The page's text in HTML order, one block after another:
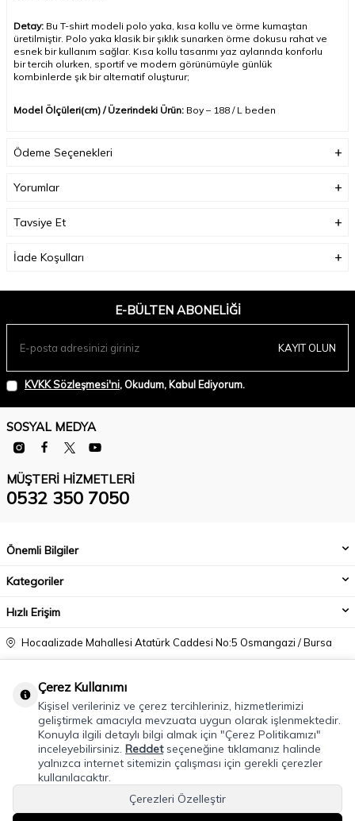
Detay: Bu T-shirt modeli polo yaka, kısa kollu ve örme kumaştan
üretilmiştir. Polo yaka klasik bir şıklık sunarken örme dokusu rahat ve
esnek bir kullanım sağlar. Kısa kollu tasarımı yaz aylarında konforlu
bir tercih olurken, sportif ve modern görünümüyle günlük
kombinlerde şık bir alternatif oluşturur;
Model Ölçüleri(cm) / Üzerindeki Ürün: Boy – 188 / L beden
Ödeme Seçenekleri
Yorumlar
Tavsiye Et
İade Koşulları
E-BÜLTEN ABONELIĞI
KAYIT OLUN
KVKK Sözleşmesi'ni, Okudum, Kabul Ediyorum.
SOSYAL MEDYA
MÜŞTERI HIZMETLERI
0532 350 7050
Önemli Bilgiler
Kategoriler
Hızlı Erişim
Hocaalizade Mahallesi Atatürk Caddesi No:5 Osmangazi / Bursa
info@modacadiri.com
Çerez Kullanımı
Kişisel verileriniz ve çerez tercihleriniz, hizmetlerimizi
geliştirmek amacıyla mevzuata uygun olarak işlenmektedir.
Konuyla ilgili detaylı bilgi almak için "Çerez Politikamızı"
inceleyebilirsiniz. Reddetseçeneğine tıklamanız halinde
yalnızca internet sitemizin çalışması için gerekli çerezler
kullanılacaktır.
Çerezleri Özelleştir